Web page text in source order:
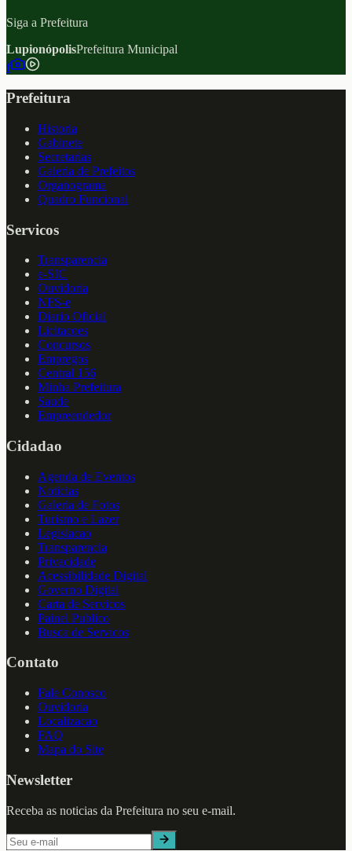
Siga a Prefeitura
LupionópolisPrefeitura Municipal
f
Prefeitura
Historia
Gabinete
Secretarias
Galeria de Prefeitos
Organograma
Quadro Funcional
Servicos
Transparencia
e-SIC
Ouvidoria
NFS-e
Diario Oficial
Licitacoes
Concursos
Empregos
Central 156
Minha Prefeitura
Saude
Empreendedor
Cidadao
Agenda de Eventos
Noticias
Galeria de Fotos
Turismo e Lazer
Legislacao
Transparencia
Privacidade
Acessibilidade Digital
Governo Digital
Carta de Servicos
Painel Publico
Busca de Servicos
Contato
Fale Conosco
Ouvidoria
Localizacao
FAQ
Mapa do Site
Newsletter
Receba as noticias da Prefeitura no seu e-mail.